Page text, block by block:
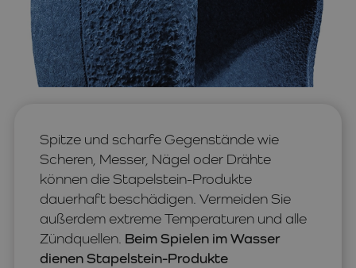
Spitze und scharfe Gegenstände wie
Scheren, Messer, Nägel oder Drähte
können die Stapelstein-Produkte
dauerhaft beschädigen. Vermeiden Sie
außerdem extreme Temperaturen und alle
Zündquellen. Beim Spielen im Wasser
dienen Stapelstein-Produkte